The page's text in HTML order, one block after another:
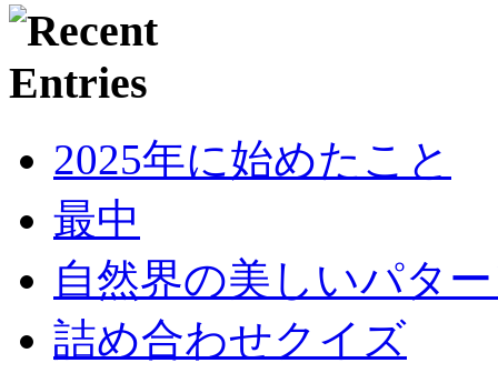
2025年に始めたこと
最中
自然界の美しいパタ
詰め合わせクイズ